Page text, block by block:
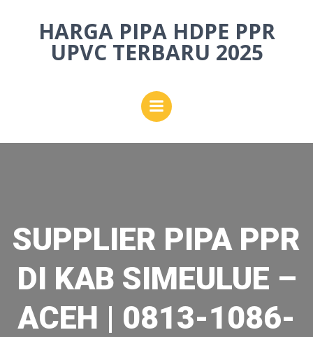
to
content
HARGA PIPA HDPE PPR
UPVC TERBARU 2025
SUPPLIER PIPA PPR
DI KAB SIMEULUE –
ACEH | 0813-1086-